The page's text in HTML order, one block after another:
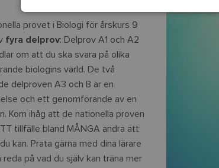
provet i Biologi för årskurs 9
fyra delprov: Delprov A1 och A2
om att du ska svara på olika
biologins värld. De två
delproven A3 och B är en
och ett genomförande av en
Kom ihåg att de nationella proven
tillfälle bland MÅNGA andra att
kan. Prata gärna med dina lärare
på vad du själv kan träna mer